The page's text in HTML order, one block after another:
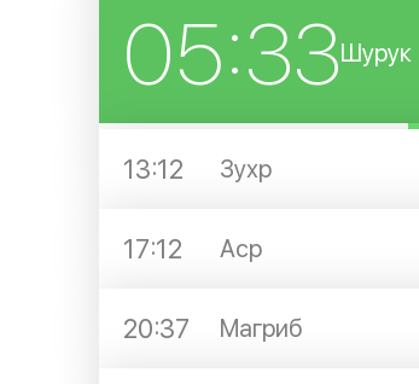
05:33Шурук
13:12 Зухр
17:12 Аср
20:37 Магриб